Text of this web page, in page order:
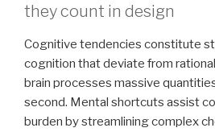
they count in design
Cognitive tendencies constitute
cognition that deviate from
brain processes massive
second. Mental shortcuts assist
burden by streamlining complex